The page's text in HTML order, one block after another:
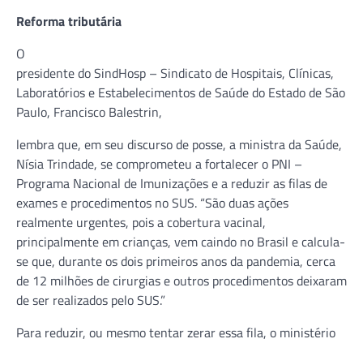
Reforma tributária
O
presidente do SindHosp – Sindicato de Hospitais, Clínicas,
Laboratórios e Estabelecimentos de Saúde do Estado de São
Paulo, Francisco Balestrin,
lembra que, em seu discurso de posse, a ministra da Saúde,
Nísia Trindade, se comprometeu a fortalecer o PNI –
Programa Nacional de Imunizações e a reduzir as filas de
exames e procedimentos no SUS. “São duas ações
realmente urgentes, pois a cobertura vacinal,
principalmente em crianças, vem caindo no Brasil e calcula-
se que, durante os dois primeiros anos da pandemia, cerca
de 12 milhões de cirurgias e outros procedimentos deixaram
de ser realizados pelo SUS.”
Para reduzir, ou mesmo tentar zerar essa fila, o ministério